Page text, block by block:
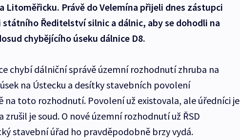
Litoměřicku. Právě do Velemína přijeli dnes zástupci
státního Ředitelství silnic a dálnic, aby se dohodli na
chybějícího úseku dálnice D8.
chybí dálniční správě územní rozhodnutí zhruba na
na Ústecku a desítky stavebních povolení
na toto rozhodnutí. Povolení už existovala, ale úředníci je
je soud. O nové územní rozhodnutí už ŘSD
stavební úřad ho pravděpodobně brzy vydá.